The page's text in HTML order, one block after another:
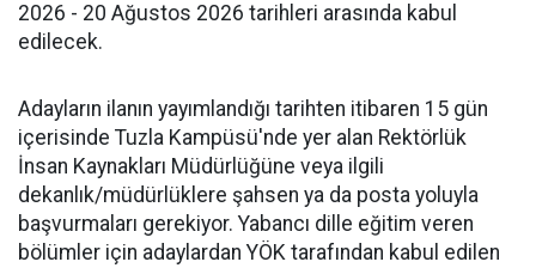
2026 - 20 Ağustos 2026 tarihleri arasında kabul
edilecek.
Adayların ilanın yayımlandığı tarihten itibaren 15 gün
içerisinde Tuzla Kampüsü'nde yer alan Rektörlük
İnsan Kaynakları Müdürlüğüne veya ilgili
dekanlık/müdürlüklere şahsen ya da posta yoluyla
başvurmaları gerekiyor. Yabancı dille eğitim veren
bölümler için adaylardan YÖK tarafından kabul edilen